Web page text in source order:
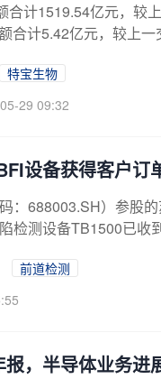
合计1519.54亿元，较
合计5.42亿元，较上
特宝生物
29 09:32
设备获得客户订
：688003.SH）参股
检测设备TB1500已
前道检测
，半导体业务进